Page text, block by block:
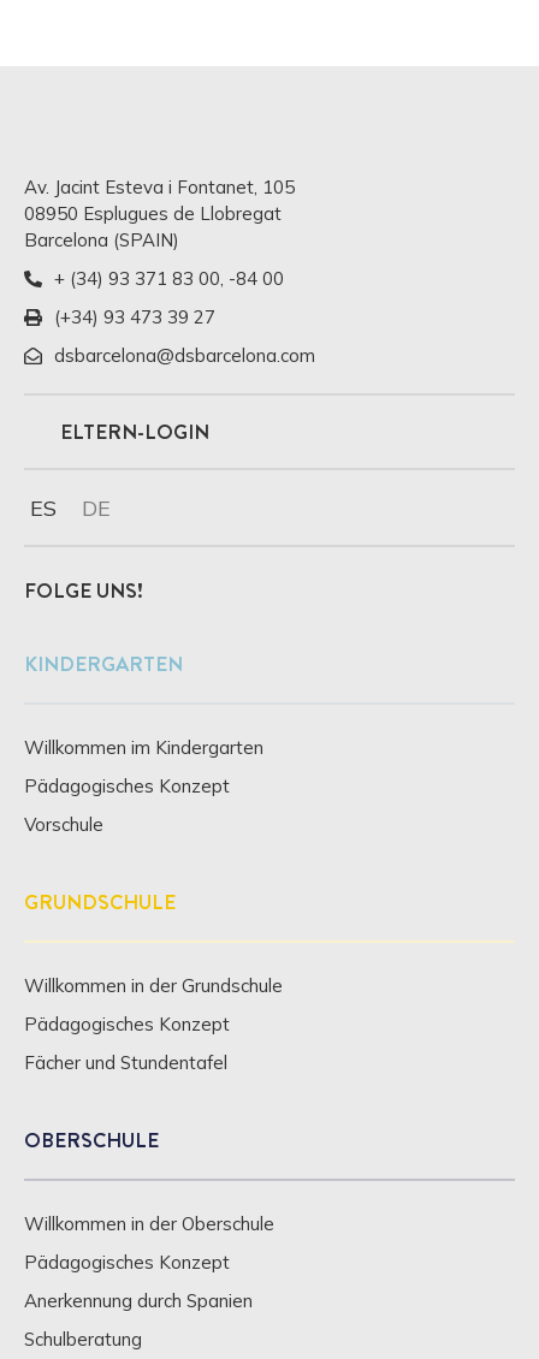
Av. Jacint Esteva i Fontanet, 105
08950 Esplugues de Llobregat
Barcelona (SPAIN)
+ (34) 93 371 83 00, -84 00
(+34) 93 473 39 27
dsbarcelona@dsbarcelona.com
ELTERN-LOGIN
ES DE
FOLGE UNS!
KINDERGARTEN
Willkommen im Kindergarten
Pädagogisches Konzept
Vorschule
GRUNDSCHULE
Willkommen in der Grundschule
Pädagogisches Konzept
Fächer und Stundentafel
OBERSCHULE
Willkommen in der Oberschule
Pädagogisches Konzept
Anerkennung durch Spanien
Schulberatung